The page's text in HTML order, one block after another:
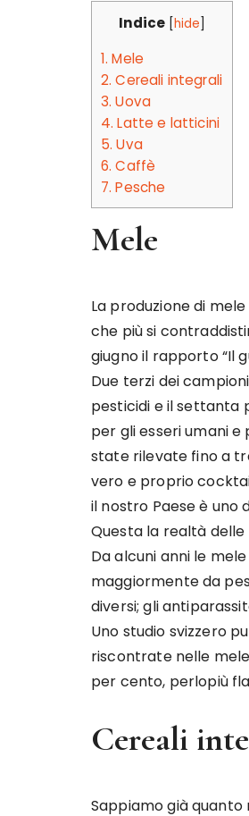
Indice [hide]
1. Mele
2. Cereali integrali
3. Uova
4. Latte e latticini
5. Uva
6. Caffè
7. Pesche
Mele
La produzione di
che più si
giugno il rapporto “Il
Due terzi dei
pesticidi e il settanta
per gli esseri umani
state rilevate fino a
vero e proprio
il nostro Paese è uno
Questa la realtà delle
Da alcuni anni le
maggiormente da
diversi; gli
Uno studio svizzero
riscontrate nelle
per cento, perlopiù
Cereali
Sappiamo già